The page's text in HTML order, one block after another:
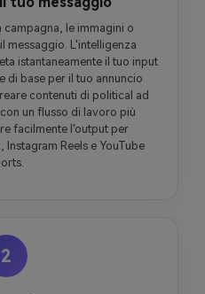
le immagini o
messaggio. L'intelligenza
istantaneamente il tuo input
di base per il tuo annuncio
contenuti di political ad
un flusso di lavoro più
facilmente l'output per
Reels e YouTube
2